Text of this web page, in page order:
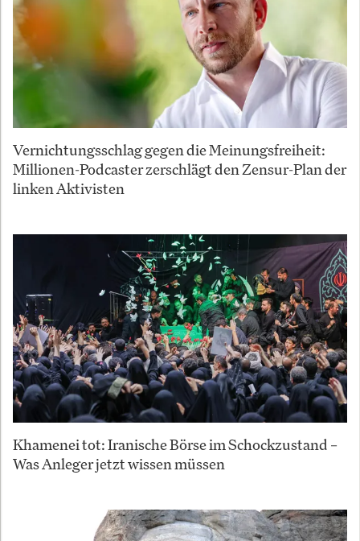
Vernichtungsschlag gegen die Meinungsfreiheit:
Millionen-Podcaster zerschlägt den Zensur-Plan der
linken Aktivisten
Khamenei tot: Iranische Börse im Schockzustand –
Was Anleger jetzt wissen müssen